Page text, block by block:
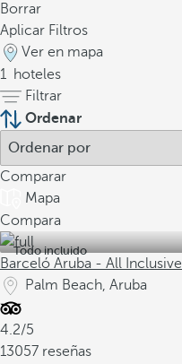
Borrar
Aplicar Filtros
Ver en mapa
1 hoteles
Filtrar
Ordenar
Comparar
Mapa
Compara
Todo incluido
Barceló Aruba - All Inclusive
Palm Beach, Aruba
4.2/5
13057 reseñas